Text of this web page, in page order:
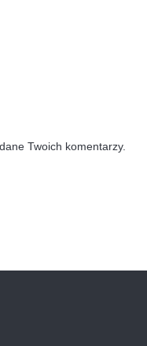
Twoich komentarzy.